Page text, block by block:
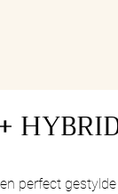
perfect